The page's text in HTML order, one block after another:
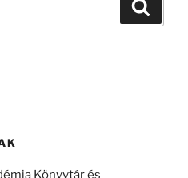
Könyvtár és